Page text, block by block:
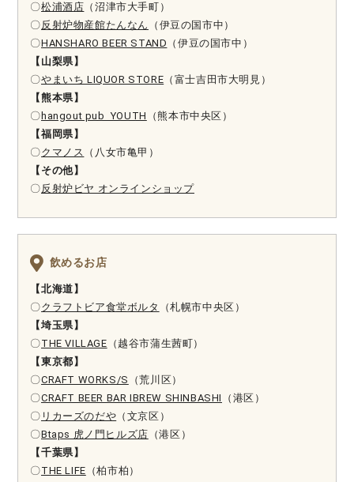
〇松浦酒店 （沼津市大手町）
〇反射炉物産館たんなん
（伊豆の国市中）
〇HANSHARO BEER STAND （伊豆の国市中）
【山梨県】
〇やまいち LIQUOR STORE （富士吉田市大明見）
【熊本県】
〇 hangout pub YOUTH
（熊本市中央区）
【福岡県】
〇クマノス （八女市亀甲）
【その他】
〇反射炉ビヤ オンラインショップ
飲めるお店
【北海道】
〇クラフトビア食堂ボルタ
（札幌市中央区）
【埼玉県】
〇THE VILLAGE （越谷市蒲生茜町）
【東京都】
〇CRAFT WORKS/S （荒川区）
〇CRAFT BEER BAR IBREW SHINBASHI
（港区）
〇 リカーズのだや （文京区）
〇Btaps 虎ノ門ヒルズ店 （港区）
【千葉県】
〇THE LIFE （柏市柏）